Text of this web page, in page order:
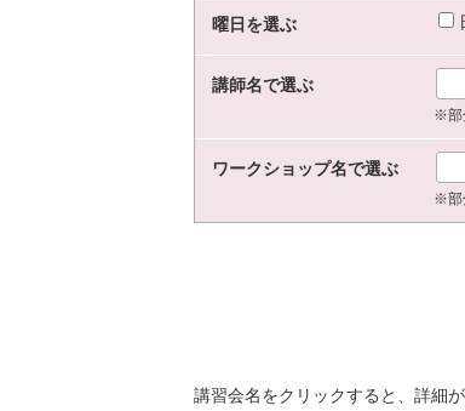
曜日を選ぶ
講師名で選ぶ
※部
ワークショップ名で選ぶ
※部
講習会名をクリックすると、詳細